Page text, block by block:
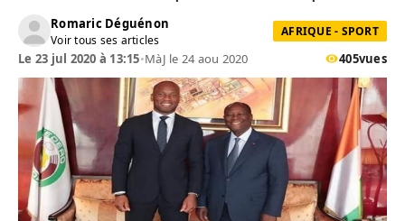
Romaric Déguénon
Voir tous ses articles
AFRIQUE - SPORT
Le 23 jul 2020 à 13:15•MàJ le 24 aou 2020 405vues